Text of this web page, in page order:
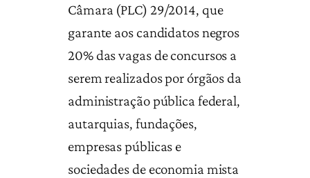
Câmara (PLC) 29/2014, que
garante aos candidatos negros
20% das vagas de concursos a
serem realizados por órgãos da
administração pública federal,
autarquias, fundações,
empresas públicas e
sociedades de economia mista